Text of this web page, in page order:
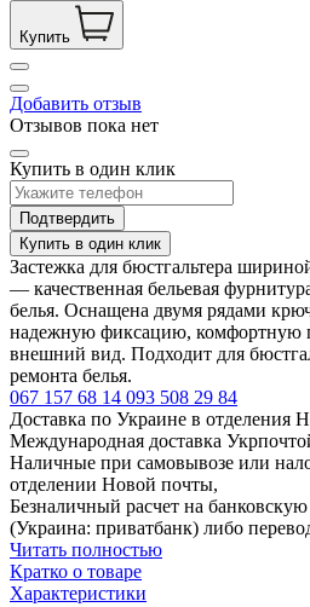
Купить
Добавить отзыв
Отзывов пока нет
Купить в один клик
Подтвердить
Купить в один клик
Застежка для бюстгальтера
— качественная бельевая
белья. Оснащена двумя рядами
надежную фиксацию, комфортную
внешний вид. Подходит для
ремонта белья.
067 157 68 14 093 508 29 84
Доставка по Украине в отделения
Международная доставка
Наличные при самовывозе или
отделении Новой почты,
Безналичный расчет на
(Украина: приватбанк) либо
Читать полностью
Кратко о товаре
Характеристики